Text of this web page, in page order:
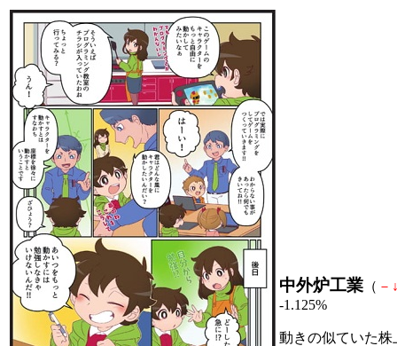
中外炉工業 （ －
-1.125%
動きの似ていた